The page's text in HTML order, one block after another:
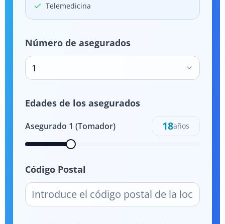
Telemedicina
Número de asegurados
1
Edades de los asegurados
Asegurado 1 (Tomador) 18años
Código Postal